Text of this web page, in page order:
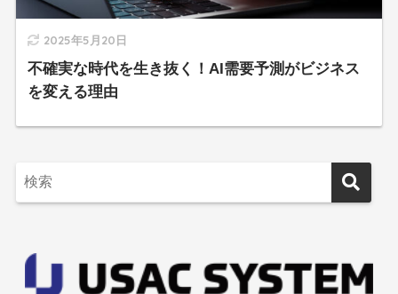
2025年5月20日
不確実な時代を生き抜く！AI需要予測がビジネス
を変える理由